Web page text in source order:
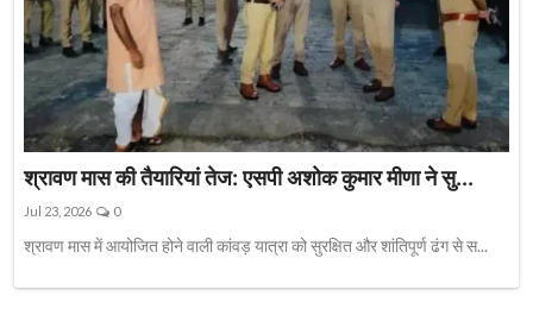
श्रावण मास की तैयारियां तेज: एसपी अशोक कुमार मीणा ने सु...
Jul 23, 2026 0
श्रावण मास में आयोजित होने वाली कांवड़ यात्रा को सुरक्षित और शांतिपूर्ण ढंग से स...